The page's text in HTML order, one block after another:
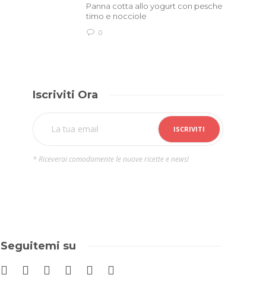
Panna cotta allo yogurt con pesche
timo e nocciole
0
Iscriviti Ora
* Riceverai comodamente le nuove ricette e news!
Seguitemi su